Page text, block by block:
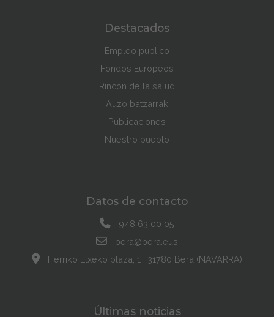
Destacados
Empleo público
Fondos Europeos
Rincón de la salud
Auzo batzarrak
Publicaciones
Nuestro pueblo
Datos de contacto
948 63 00 05
bera@bera.eus
Herriko Etxeko plaza, 1 | 31780 Bera (NAVARRA)
Últimas noticias